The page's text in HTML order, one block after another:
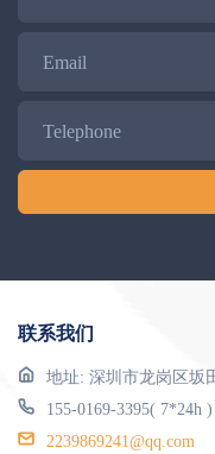
联系我们
地址: 深圳市龙岗区坂
155-0169-3395( 7*24h )
2239869241@qq.com